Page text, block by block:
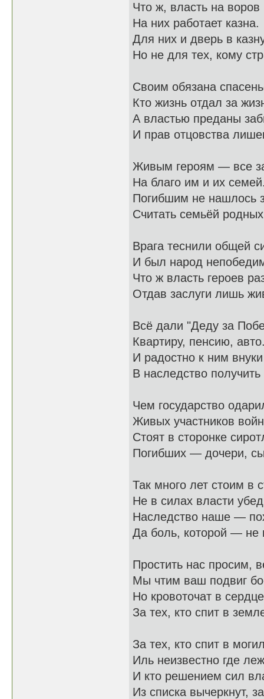
Что ж, власть на
На них работает казна.
Для них и дверь в
Но не для тех, кому
Своим обязана
Кто жизнь отдал за
А властью преданы
И прав отцовства
Живым героям — все
На благо им и их
Погибшим не нашлось
Считать семьёй
Врага теснили общей
И был народ
Что ж власть героев
Отдав заслуги лишь
Всё дали "Деду за
Квартиру, пенсию,
И радостно к ним
В наследство получить
Чем государство
Живых участников
Стоят в сторонке
Погибших — дочери,
Так много лет стоим в
Не в силах власти
Наследство наше —
Да боль, которой — не
Простить нас просим,
Мы чтим ваш подвиг
Но кровоточат в
За тех, кто спит в
За тех, кто спит в
Иль неизвестно где
И кто решением сил
Из списка вычеркнут,